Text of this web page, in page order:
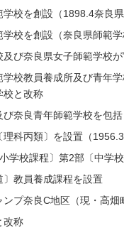
校を創設（1898.4奈良県
校を創設（奈良県師範学
及び奈良県女子師範学校
校教員養成所及び青年
校と改称
び奈良青年師範学校を包
科丙類〕を設置（1956.3
学校課程〕第2部〔中学
〕教員養成課程を設置
ンプ奈良C地区（現・高畑
改称